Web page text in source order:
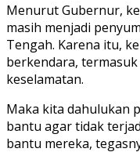
Menurut Gubernur,
masih menjadi
Tengah. Karena itu,
berkendara,
keselamatan.
Maka kita dahulukan
bantu agar tidak
bantu mereka,